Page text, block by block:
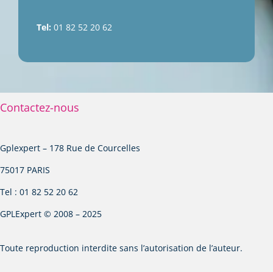
Tel: 01 82 52 20 62
Contactez-nous
Gplexpert – 178 Rue de Courcelles
75017 PARIS
Tel : 01 82 52 20 62
GPLExpert © 2008 – 2025
Toute reproduction interdite sans l’autorisation de l’auteur.